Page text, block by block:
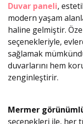
Duvar paneli,
modern yaşam
haline gelmiştir.
seçenekleriyle,
sağlamak
duvarlarını hem
zenginleştirir.
Mermer
seçenekleri ile, her